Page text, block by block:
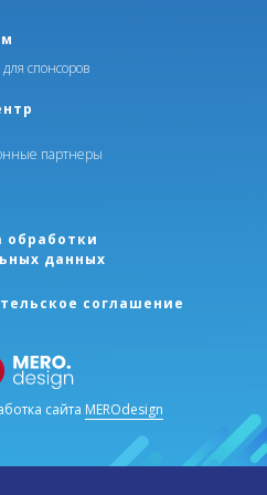
Вас в числе
спонсоров
партнеры
соглашение
обработки
данных
сайта MEROdesign